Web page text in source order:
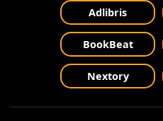
Adlibris
BookBeat
Nextory